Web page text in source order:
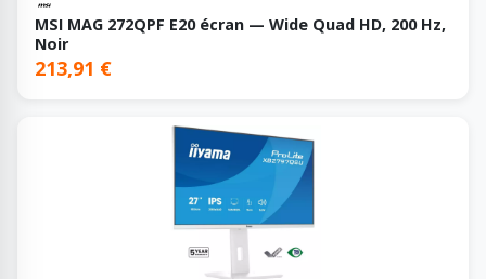
MSI MAG 272QPF E20 écran — Wide Quad HD, 200 Hz,
Noir
213,91 €